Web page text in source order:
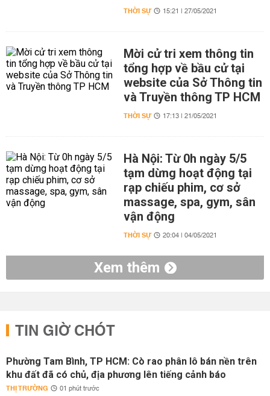
THỜI SỰ 15:21 | 27/05/2021
Mời cử tri xem thông tin
tổng hợp về bầu cử tại
website của Sở Thông tin
và Truyền thông TP HCM
THỜI SỰ 17:13 | 21/05/2021
Hà Nội: Từ 0h ngày 5/5
tạm dừng hoạt động tại
rạp chiếu phim, cơ sở
massage, spa, gym, sân
vận động
THỜI SỰ 20:04 | 04/05/2021
Xem thêm
TIN GIỜ CHÓT
Phường Tam Bình, TP HCM: Cò rao phân lô bán nền trên
khu đất đã có chủ, địa phương lên tiếng cảnh báo
THỊ TRƯỜNG 01 phút trước